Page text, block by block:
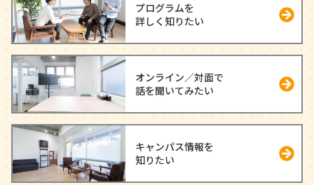
プログラムを
詳しく知りたい
オンライン／対面で
話を聞いてみたい
キャンパス情報を
知りたい